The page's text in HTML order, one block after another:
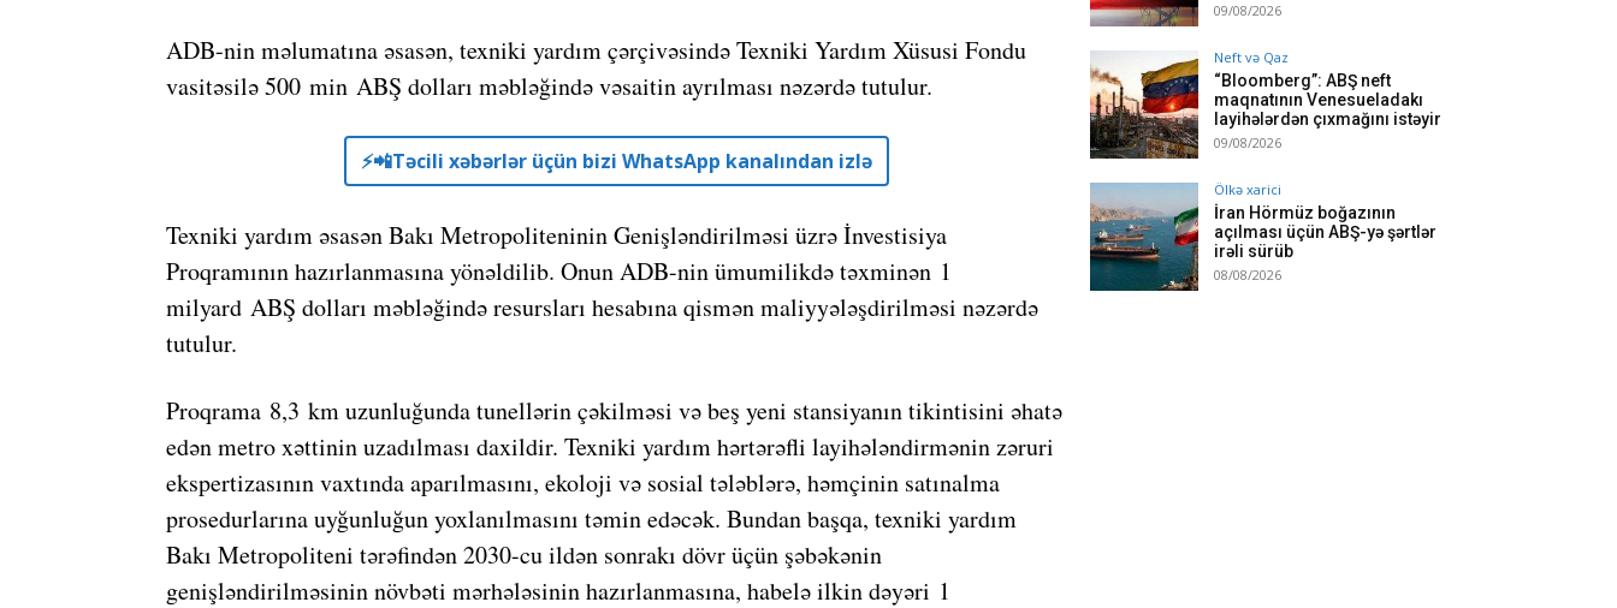
ADB-nin məlumatına əsasən, texniki yardım çərçivəsində Texniki Yardım Xüsusi Fondu
vasitəsilə 500 min ABŞ dolları məbləğində vəsaitin ayrılması nəzərdə tutulur.
⚡️📲Təcili xəbərlər üçün bizi WhatsApp kanalından izlə
Texniki yardım əsasən Bakı Metropoliteninin Genişləndirilməsi üzrə İnvestisiya
Proqramının hazırlanmasına yönəldilib. Onun ADB-nin ümumilikdə təxminən 1
milyard ABŞ dolları məbləğində resursları hesabına qismən maliyyələşdirilməsi nəzərdə
tutulur.
Proqrama 8,3 km uzunluğunda tunellərin çəkilməsi və beş yeni stansiyanın tikintisini əhatə
edən metro xəttinin uzadılması daxildir. Texniki yardım hərtərəfli layihələndirmənin zəruri
ekspertizasının vaxtında aparılmasını, ekoloji və sosial tələblərə, həmçinin satınalma
prosedurlarına uyğunluğun yoxlanılmasını təmin edəcək. Bundan başqa, texniki yardım
Bakı Metropoliteni tərəfindən 2030-cu ildən sonrakı dövr üçün şəbəkənin
genişləndirilməsinin növbəti mərhələsinin hazırlanmasına, habelə ilkin dəyəri 1
09/08/2026
Neft və Qaz
“Bloomberg”: ABŞ neft
maqnatının Venesueladakı
layihələrdən çıxmağını istəyir
09/08/2026
Ölkə xarici
İran Hörmüz boğazının
açılması üçün ABŞ-yə şərtlər
irəli sürüb
08/08/2026